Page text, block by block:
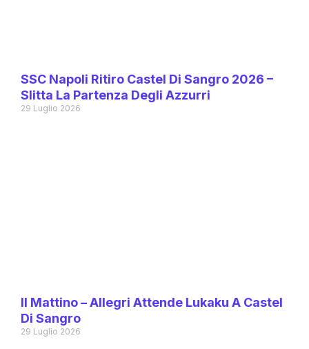
SSC Napoli Ritiro Castel Di Sangro 2026 –
Slitta La Partenza Degli Azzurri
29 Luglio 2026
Il Mattino – Allegri Attende Lukaku A Castel
Di Sangro
29 Luglio 2026